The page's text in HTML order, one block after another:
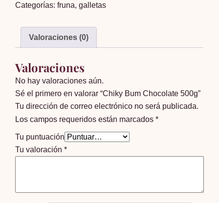
500g
Categorías:fruna,galletas
Valoraciones (0)
Valoraciones
No hay valoraciones aún.
Sé el primero en valorar “Chiky Bum Chocolate 500g”
Tu dirección de correo electrónico no será publicada.
Los campos requeridos están marcados*
Tu puntuación
Tu valoración*